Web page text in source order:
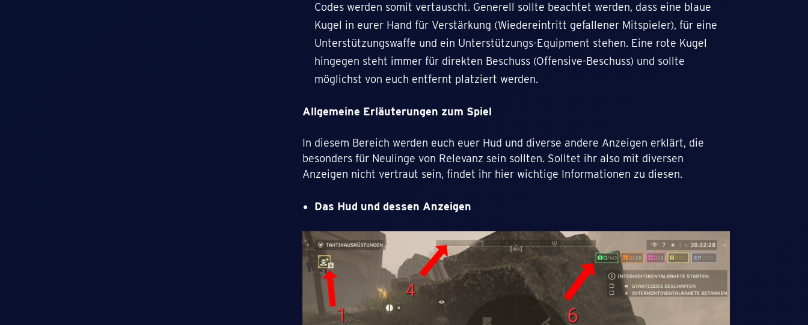
Codes werden somit vertauscht. Generell sollte beachtet werden, dass eine blaue
Kugel in eurer Hand für Verstärkung (Wiedereintritt gefallener Mitspieler), für eine
Unterstützungswaffe und ein Unterstützungs-Equipment stehen. Eine rote Kugel
hingegen steht immer für direkten Beschuss (Offensive-Beschuss) und sollte
möglichst von euch entfernt platziert werden.
Allgemeine Erläuterungen zum Spiel
In diesem Bereich werden euch euer Hud und diverse andere Anzeigen erklärt, die
besonders für Neulinge von Relevanz sein sollten. Solltet ihr also mit diversen
Anzeigen nicht vertraut sein, findet ihr hier wichtige Informationen zu diesen.
Das Hud und dessen Anzeigen